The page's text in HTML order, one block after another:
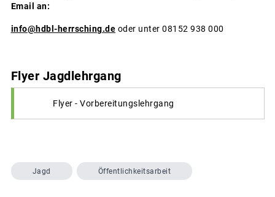
Email an:
info@hdbl-herrsching.de oder unter 08152 938 000
Flyer Jagdlehrgang
Flyer - Vorbereitungslehrgang
Jagd Öffentlichkeitsarbeit